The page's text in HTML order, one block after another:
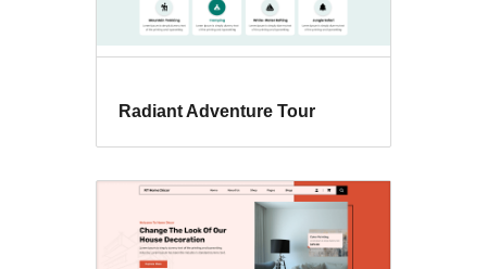
Radiant Adventure Tour